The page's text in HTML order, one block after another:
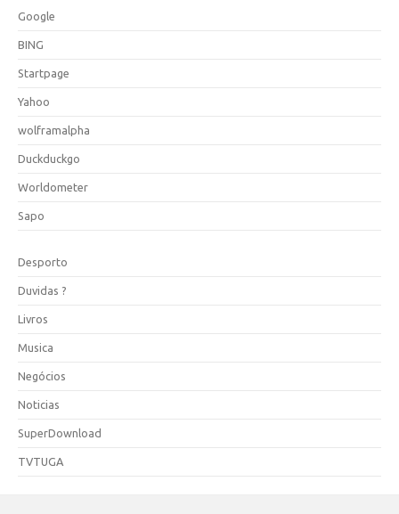
Google
BING
Startpage
Yahoo
wolframalpha
Duckduckgo
Worldometer
Sapo
Desporto
Duvidas ?
Livros
Musica
Negócios
Noticias
SuperDownload
TVTUGA